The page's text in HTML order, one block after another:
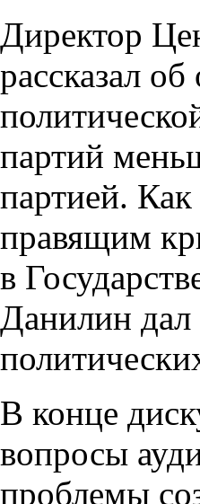
Директор
рассказал
партий
партией.
правящим
в
Данилин дал
В конце
вопросы
проблемы